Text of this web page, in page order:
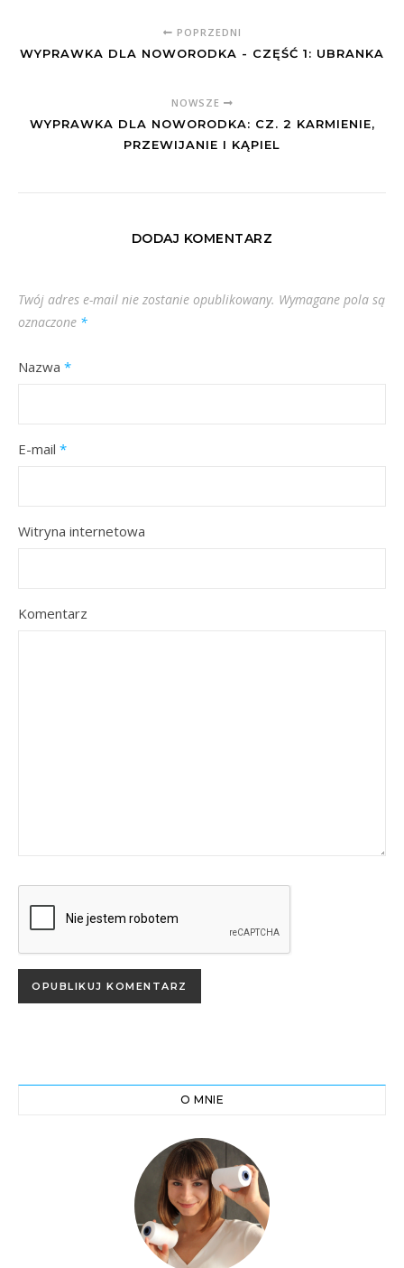
POPRZEDNI
WYPRAWKA DLA NOWORODKA - CZĘŚĆ 1: UBRANKA
NOWSZE
WYPRAWKA DLA NOWORODKA: CZ. 2 KARMIENIE,
PRZEWIJANIE I KĄPIEL
DODAJ KOMENTARZ
Twój adres e-mail nie zostanie opublikowany. Wymagane pola są
oznaczone *
Nazwa *
E-mail *
Witryna internetowa
Komentarz
O MNIE